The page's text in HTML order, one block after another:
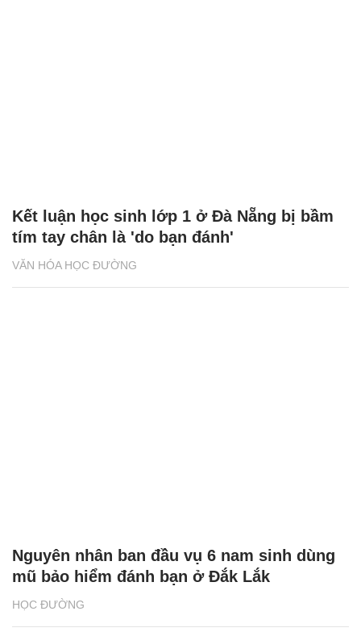
VĂN HÓA HỌC ĐƯỜNG
Kết luận học sinh lớp 1 ở Đà Nẵng bị bầm
tím tay chân là 'do bạn đánh'
HỌC ĐƯỜNG
Nguyên nhân ban đầu vụ 6 nam sinh dùng
mũ bảo hiểm đánh bạn ở Đắk Lắk